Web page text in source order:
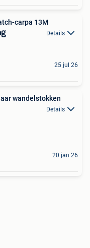
carpa 13M
Details
25 jul 26
wandelstokken
Details
20 jan 26